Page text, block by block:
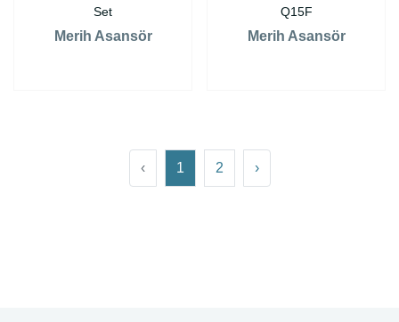
Set
Merih Asansör
Q15F
Merih Asansör
‹ 1 2 ›